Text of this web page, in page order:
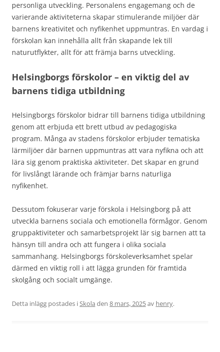
personliga utveckling. Personalens engagemang och de
varierande aktiviteterna skapar stimulerande miljöer där
barnens kreativitet och nyfikenhet uppmuntras. En vardag i
förskolan kan innehålla allt från skapande lek till
naturutflykter, allt för att främja barns utveckling.
Helsingborgs förskolor – en viktig del av
barnens tidiga utbildning
Helsingborgs förskolor bidrar till barnens tidiga utbildning
genom att erbjuda ett brett utbud av pedagogiska
program. Många av stadens förskolor erbjuder tematiska
lärmiljöer där barnen uppmuntras att vara nyfikna och att
lära sig genom praktiska aktiviteter. Det skapar en grund
för livslångt lärande och främjar barns naturliga
nyfikenhet.
Dessutom fokuserar varje förskola i Helsingborg på att
utveckla barnens sociala och emotionella förmågor. Genom
gruppaktiviteter och samarbetsprojekt lär sig barnen att ta
hänsyn till andra och att fungera i olika sociala
sammanhang. Helsingborgs förskoleverksamhet spelar
därmed en viktig roll i att lägga grunden för framtida
skolgång och socialt umgänge.
Detta inlägg postades iSkola den 8 mars, 2025av henry.